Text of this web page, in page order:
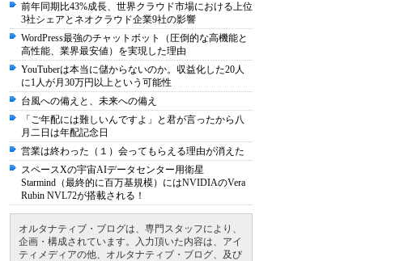
前年同期比43%成長、世界クラウド市場における上位
3社シェアとネオクラウド企業9社の影響
WordPress最強のチャットボット（圧倒的な高機能と
高性能、業界最安値）を実現した理由
YouTuberは本当に儲からないのか。収益化した20人
に1人が月30万円以上という可能性
台風への備えと、未来への備え
「ご年配には難しいんですよ」と君が言ったから八
月二日は年配記念日
営業は終わった（１）会ってもらえる理由が消えた
スペースXの宇宙AIデータセンター用衛星
Starmind（最終的に百万基規模）にはNVIDIAのVera
Rubin NVL72が搭載される！
オルタナティブ・ブログは、専門スタッフにより、
企画・構成されています。入力頂いた内容は、アイ
ティメディアの他、オルタナティブ・ブログ、及び